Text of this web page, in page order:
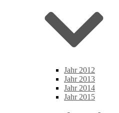
Jahr 2012
Jahr 2013
Jahr 2014
Jahr 2015